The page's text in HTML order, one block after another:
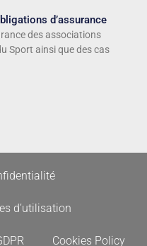
d’assurance
des associations
Sport ainsi que des cas
d’utilisation
Cookies Policy